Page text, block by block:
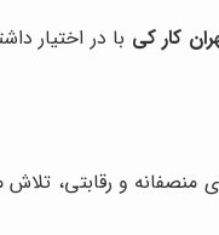
کار کی با در اختیار
منصفانه و رقابتی،